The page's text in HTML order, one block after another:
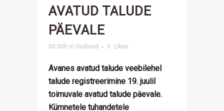
AVATUD TALUDE
PÄEVALE
00:00h in Uudised 0 Likes
Avanes avatud talude veebilehel
talude registreerimine 19. juulil
toimuvale avatud talude päevale.
Kümnetele tuhandetele